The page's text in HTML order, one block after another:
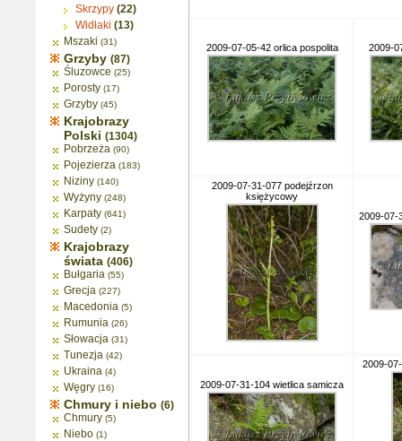
Skrzypy (22)
Widłaki (13)
Mszaki (31)
Grzyby (87)
Śluzowce (25)
Porosty (17)
Grzyby (45)
Krajobrazy
Polski (1304)
Pobrzeża (90)
Pojezierza (183)
Niziny (140)
Wyżyny (248)
Karpaty (641)
Sudety (2)
Krajobrazy
świata (406)
Bułgaria (55)
Grecja (227)
Macedonia (5)
Rumunia (26)
Słowacja (31)
Tunezja (42)
Ukraina (4)
Węgry (16)
Chmury i niebo (6)
Chmury (5)
Niebo (1)
2009-07-05-42 orlica pospolita 2009-
2009-07-31-077 podejźrzon
księżycowy
2009-07-
2009-07-31-104 wietlica samicza
2009-